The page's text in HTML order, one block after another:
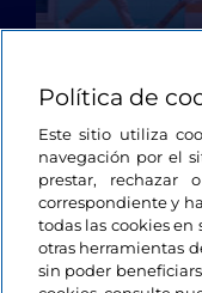
Política de
Este sitio utiliza
navegación por el
prestar, rechazar
correspondiente y
todas las cookies en
otras herramientas
sin poder